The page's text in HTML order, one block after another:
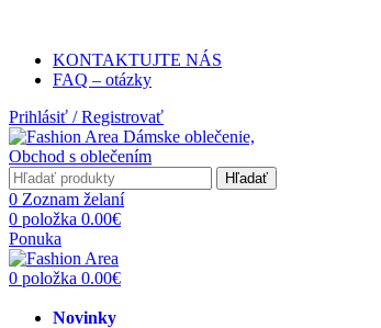
KONTAKTUJTE NÁS
FAQ – otázky
Prihlásiť / Registrovať
Hľadať
0 Zoznam želaní
0 položka 0.00€
Ponuka
0 položka 0.00€
Novinky